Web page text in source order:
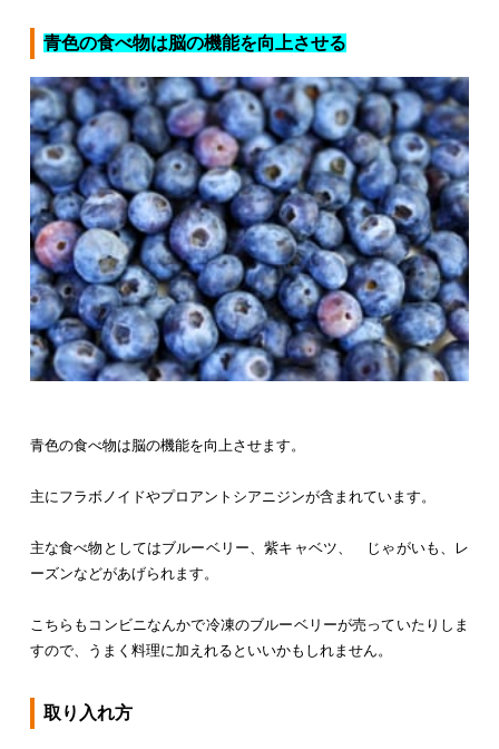
青色の食べ物は脳の機能を向上させる
青色の食べ物は脳の機能を向上させます。
主にフラボノイドやプロアントシアニジンが含まれています。
主な食べ物としてはブルーベリー、紫キャベツ、 じゃがいも、レ
ーズンなどがあげられます。
こちらもコンビニなんかで冷凍のブルーベリーが売っていたりしま
すので、うまく料理に加えれるといいかもしれません。
取り入れ方